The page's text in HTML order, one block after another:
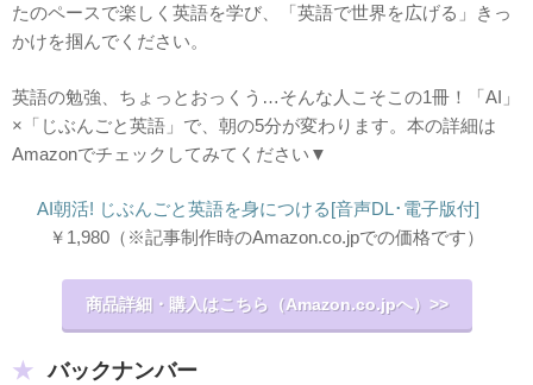
たのペースで楽しく英語を学び、「英語で世界を広げる」きっ
かけを掴んでください。
英語の勉強、ちょっとおっくう…そんな人こそこの1冊！「AI」
×「じぶんごと英語」で、朝の5分が変わります。本の詳細は
Amazonでチェックしてみてください▼
AI朝活! じぶんごと英語を身につける[音声DL･電子版付]
￥1,980 （※記事制作時のAmazon.co.jpでの価格です）
商品詳細・購入はこちら（Amazon.co.jpへ）>>
バックナンバー